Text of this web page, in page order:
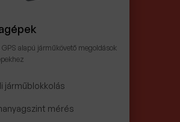
GPS alapú járműkövető megoldások
járműblokkolás
mérés